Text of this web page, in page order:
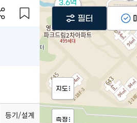
3.6억
지도
측정
필터
등기/설계